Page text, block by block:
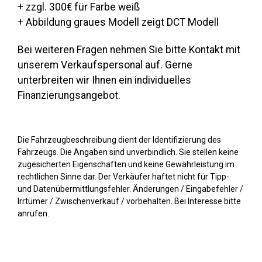
+ zzgl. 300€ für Farbe weiß
+ Abbildung graues Modell zeigt DCT Modell
Bei weiteren Fragen nehmen Sie bitte Kontakt mit
unserem Verkaufspersonal auf. Gerne
unterbreiten wir Ihnen ein individuelles
Finanzierungsangebot.
Die Fahrzeugbeschreibung dient der Identifizierung des
Fahrzeugs. Die Angaben sind unverbindlich. Sie stellen keine
zugesicherten Eigenschaften und keine Gewährleistung im
rechtlichen Sinne dar. Der Verkäufer haftet nicht für Tipp-
und Datenübermittlungsfehler. Änderungen / Eingabefehler /
Irrtümer / Zwischenverkauf / vorbehalten. Bei Interesse bitte
anrufen.